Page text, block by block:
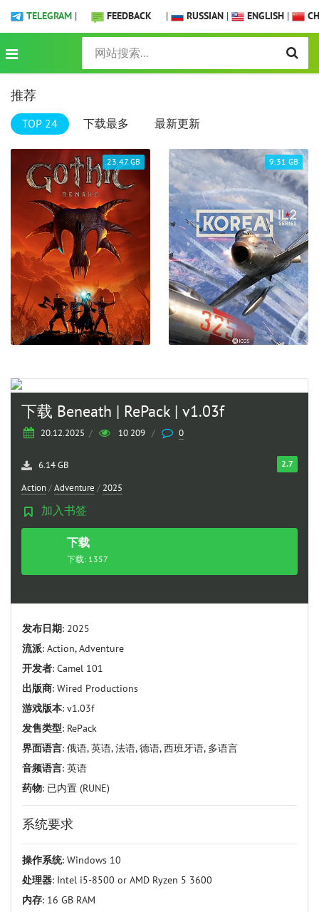
TELEGRAM | FEEDBACK | RUSSIAN | ENGLISH |
推荐
TOP 24 下载最多 最新更新
23.47 GB 9.31 GB
下载 Beneath | RePack | v1.03f
20.12.2025 / 10 209 / 0
2.7
6.14 GB
Action/Adventure / 2025
加入书签
下载
种子
下载: 1357
发布日期: 2025
流派: Action, Adventure
开发者: Camel 101
出版商: Wired Productions
游戏版本: v1.03f
发售类型: RePack
界面语言: 俄语, 英语, 法语, 德语, 西班牙语, 多语言
音频语言: 英语
药物: 已内置 (RUNE)
系统要求
操作系统: Windows 10
处理器: Intel i5-8500 or AMD Ryzen 5 3600
内存: 16 GB RAM